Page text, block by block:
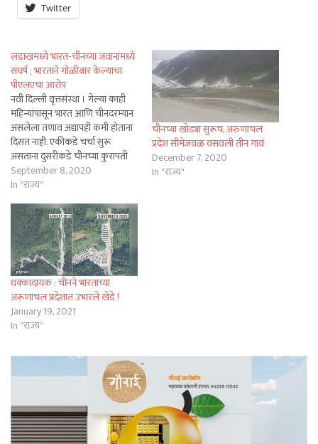
Twitter
लडाखमध्ये भारत-चीनच्या जवानांमध्ये
संघर्ष ; भारताने गोळीबार केल्याचा
पीएलएचा आरोप
नवी दिल्ली वृत्तसंस्था । गेल्या काही
महिन्यांपासून भारत आणि चीनदरम्यान
असलेला तणाव अद्यापही कमी होताना
दिसत नाही. एकीकडे चर्चा सुरू
असताना दुसरीकडे चीनच्या कुरापती
मात्र सुरूच आहे. अशातच काल रात्री
भारतीय जवानांनी सीमा पार करत
चीनने केला आहे.लडाखच्या पँगाँग सो
नजीक असलेल्या एका पर्वतावर ही
चकमक…
September 8, 2020
In "राज्य"
चीनच्या खोड्या सुरूच, अरुणाचल
प्रदेश सीमेजवळ वसवली तीन गावं
December 7, 2020
In "राज्य"
धक्कादायक : चीनने भारताच्या
अरूणाचल प्रदेशात उभारले खेडे !
January 19, 2021
In "राज्य"